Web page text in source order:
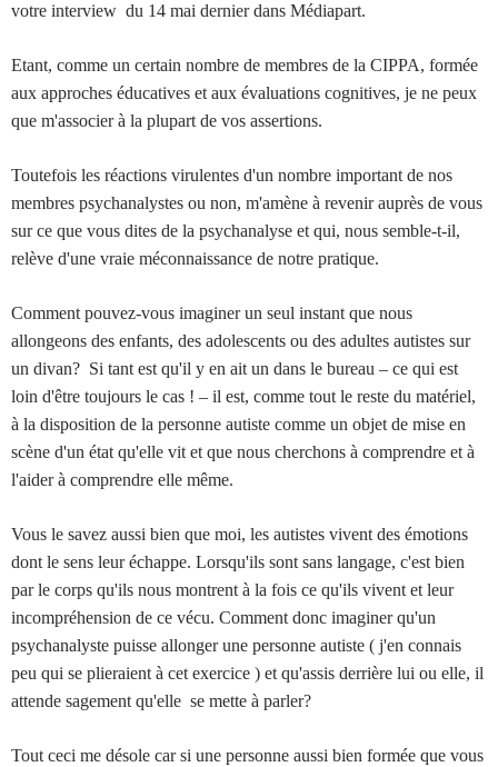
votre interview du 14 mai dernier dans Médiapart.
Etant, comme un certain nombre de membres de la CIPPA, formée
aux approches éducatives et aux évaluations cognitives, je ne peux
que m'associer à la plupart de vos assertions.
Toutefois les réactions virulentes d'un nombre important de nos
membres psychanalystes ou non, m'amène à revenir auprès de vous
sur ce que vous dites de la psychanalyse et qui, nous semble-t-il,
relève d'une vraie méconnaissance de notre pratique.
Comment pouvez-vous imaginer un seul instant que nous
allongeons des enfants, des adolescents ou des adultes autistes sur
un divan? Si tant est qu'il y en ait un dans le bureau – ce qui est
loin d'être toujours le cas ! – il est, comme tout le reste du matériel,
à la disposition de la personne autiste comme un objet de mise en
scène d'un état qu'elle vit et que nous cherchons à comprendre et à
l'aider à comprendre elle même.
Vous le savez aussi bien que moi, les autistes vivent des émotions
dont le sens leur échappe. Lorsqu'ils sont sans langage, c'est bien
par le corps qu'ils nous montrent à la fois ce qu'ils vivent et leur
incompréhension de ce vécu. Comment donc imaginer qu'un
psychanalyste puisse allonger une personne autiste ( j'en connais
peu qui se plieraient à cet exercice ) et qu'assis derrière lui ou elle, il
attende sagement qu'elle se mette à parler?
Tout ceci me désole car si une personne aussi bien formée que vous